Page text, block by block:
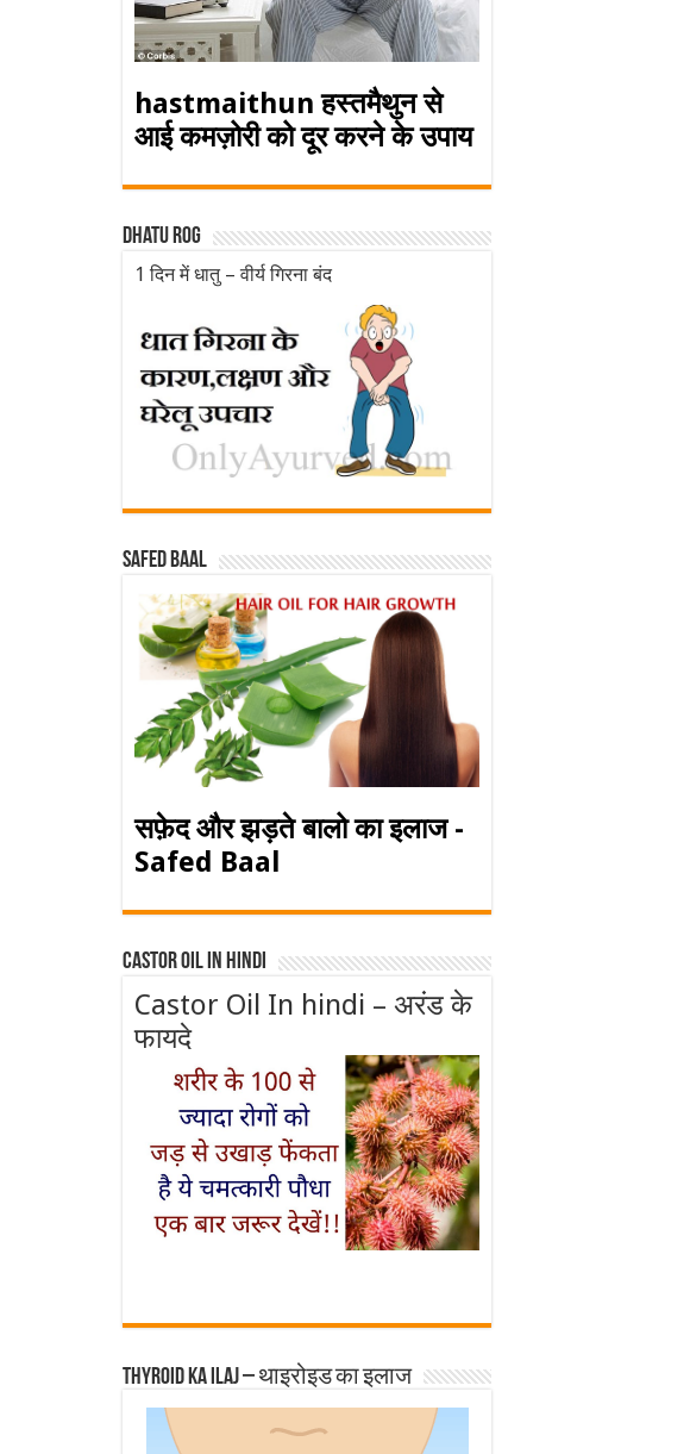
hastmaithun हस्तमैथुन से
आई कमज़ोरी को दूर करने के उपाय
Dhatu rog
1 दिन में धातु – वीर्य गिरना बंद
Safed baal
सफ़ेद और झड़ते बालो का इलाज -
Safed Baal
Castor Oil In Hindi
Castor Oil In hindi – अरंड के
फायदे
Thyroid ka ilaj – थाइरोइड का इलाज